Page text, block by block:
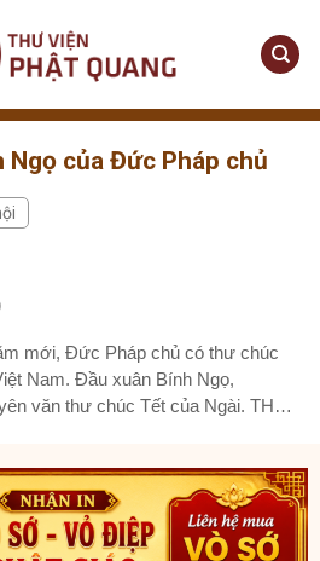
Ngọ của Đức Pháp chủ
mới, Đức Pháp chủ có thư chúc
Nam. Đầu xuân Bính Ngọ,
văn thư chúc Tết của Ngài. THƯ